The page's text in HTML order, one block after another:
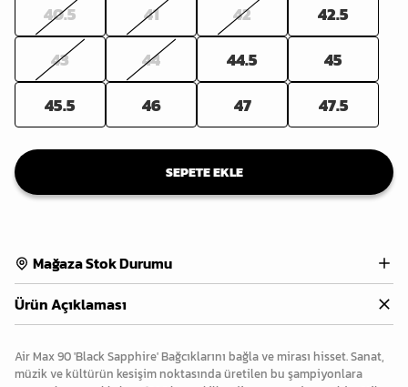
40.5 41 42
42.5
43
44 44.5
45
45.5
46 47 47.5
SEPETE EKLE
Mağaza Stok Durumu
Ürün Açıklaması
Air Max 90 'Black Sapphire' Bağcıklarını bağla ve mirası hisset. Sanat,
müzik ve kültürün kesişim noktasında üretilen bu şampiyonlara